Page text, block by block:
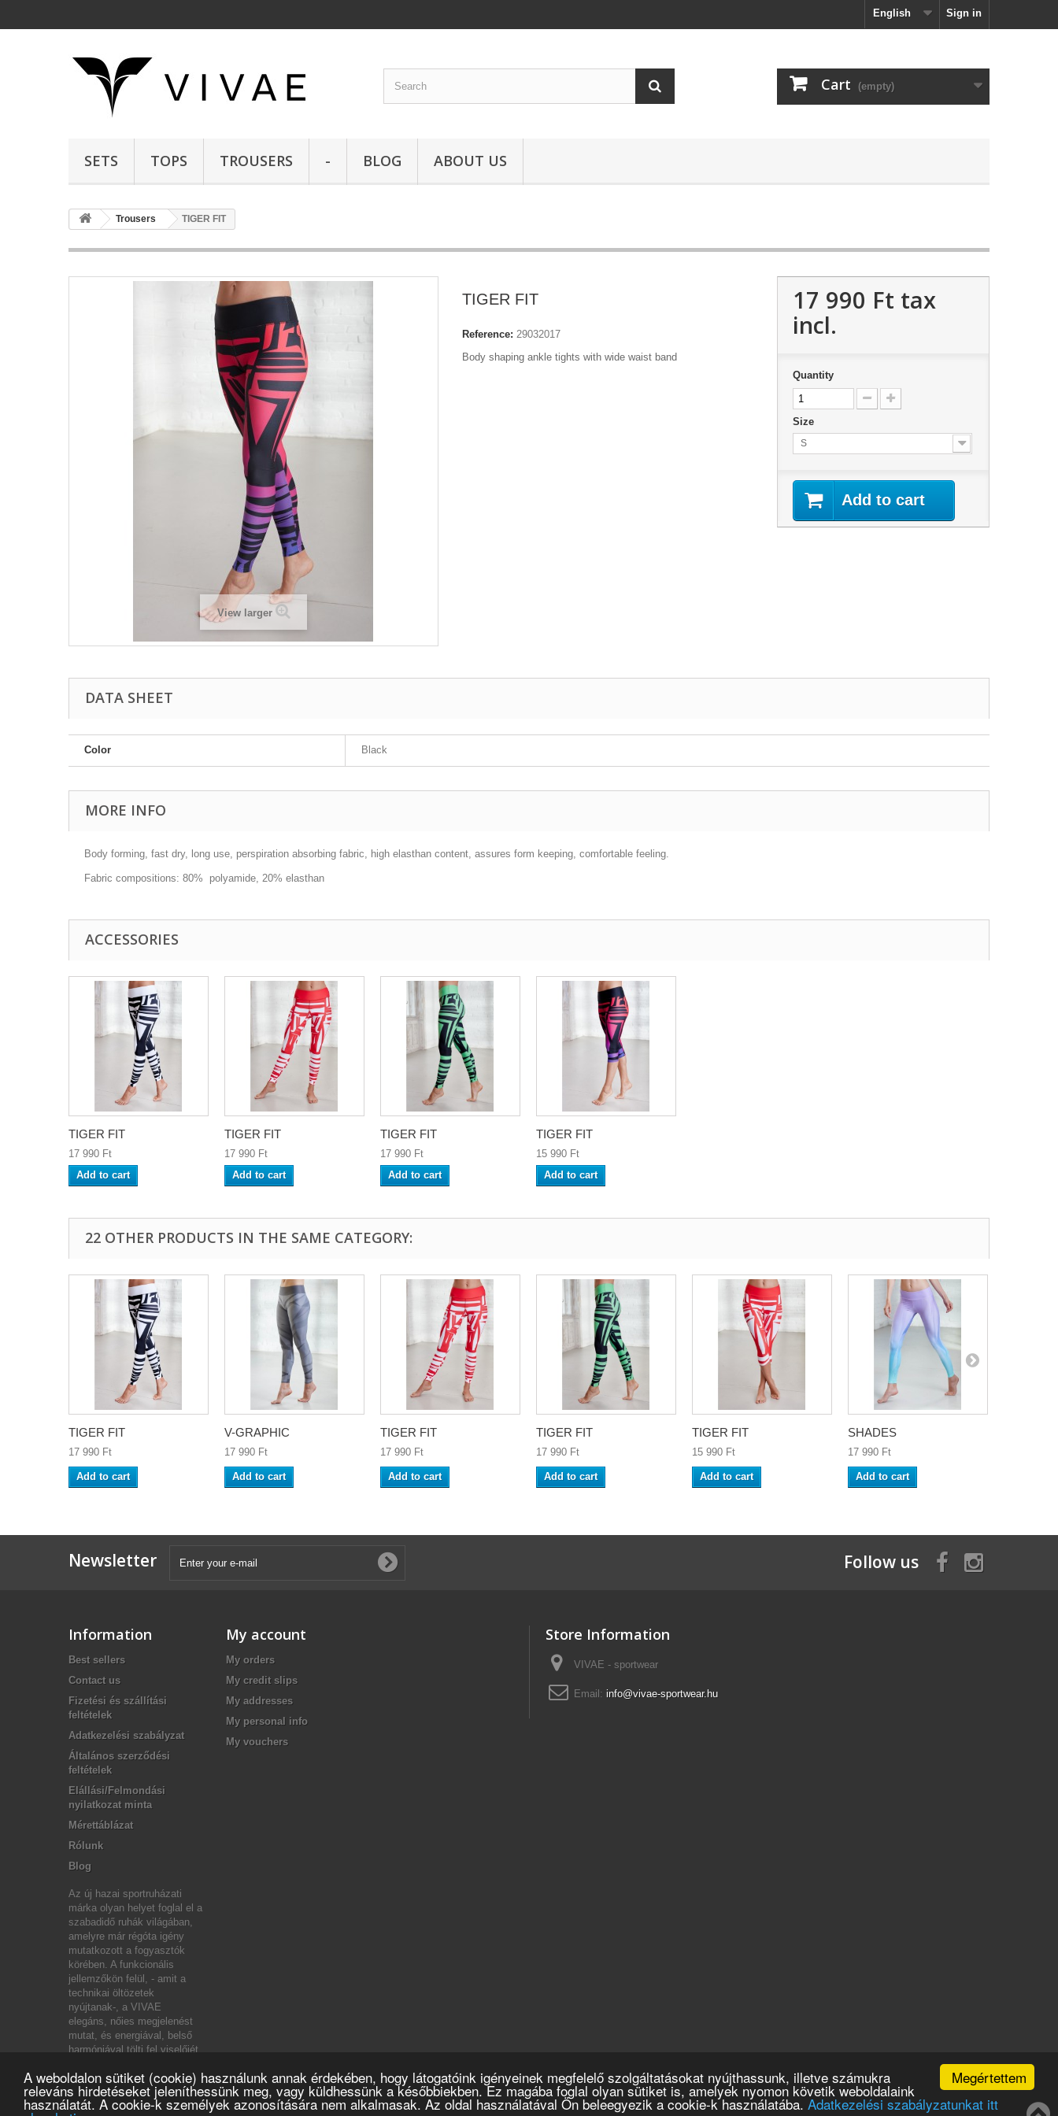
Megértettem
A weboldalon sütiket (cookie) használunk annak érdekében, hogy látogatóink igényeinek megfelelő szolgáltatásokat nyújthassunk, illetve számukra
releváns hirdetéseket jeleníthessünk meg, vagy küldhessünk a későbbiekben. Ez magába foglal olyan sütiket is, amelyek nyomon követik weboldalaink
használatát. A cookie-k személyek azonosítására nem alkalmasak. Az oldal használatával Ön beleegyezik a cookie-k használatába. Adatkezelési szabályzatunkat itt
Sign in
English
Cart (empty)
SETS TOPS TROUSERS - BLOG ABOUT US
Trousers TIGER FIT
View larger
TIGER FIT
Reference: 29032017
Body shaping ankle tights with wide waist band
17 990 Ft‎ tax
incl.
Quantity
Size
S
Add to cart
DATA SHEET
Color Black
MORE INFO
Body forming, fast dry, long use, perspiration absorbing fabric, high elasthan content, assures form keeping, comfortable feeling.
Fabric compositions: 80% polyamide, 20% elasthan
ACCESSORIES
TIGER FIT
17 990 Ft‎
Add to cart
TIGER FIT
17 990 Ft‎
Add to cart
TIGER FIT
17 990 Ft‎
Add to cart
TIGER FIT
15 990 Ft‎
Add to cart
22 OTHER PRODUCTS IN THE SAME CATEGORY:
TIGER FIT
17 990 Ft‎
Add to cart
V-GRAPHIC
17 990 Ft‎
Add to cart
TIGER FIT
17 990 Ft‎
Add to cart
TIGER FIT
17 990 Ft‎
Add to cart
TIGER FIT
15 990 Ft‎
Add to cart
SHADES
17 990 Ft‎
Add to cart
Newsletter Follow us
Information
Best sellers
Contact us
Fizetési és szállítási
feltételek
Adatkezelési szabályzat
Általános szerződési
feltételek
Elállási/Felmondási
nyilatkozat minta
Mérettáblázat
Rólunk
Blog
Az új hazai sportruházati
márka olyan helyet foglal el a
szabadidő ruhák világában,
amelyre már régóta igény
mutatkozott a fogyasztók
körében. A funkcionális
jellemzőkön felül, - amit a
technikai öltözetek
nyújtanak-, a VIVAE
elegáns, nőies megjelenést
mutat, és energiával, belső
harmóniával tölti fel viselőjét.
My account
My orders
My credit slips
My addresses
My personal info
My vouchers
Store Information
VIVAE - sportwear
Email: info@vivae-sportwear.hu